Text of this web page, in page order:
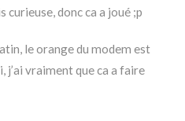
curieuse, donc ca a joué ;p
le orange du modem est
j’ai vraiment que ca a faire